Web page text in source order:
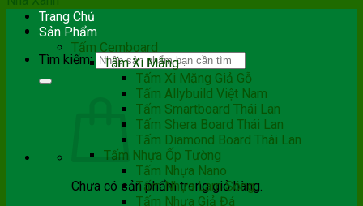
Tìm kiếm:
Chưa có sản phẩm trong giỏ hàng.
Trang Chủ
Sản Phẩm
Tấm Cemboard
Tấm Xi Măng
Tấm Xi Măng Giả Gỗ
Tấm Allybuild Việt Nam
Tấm Smartboard Thái Lan
Tấm Shera Board Thái Lan
Tấm Diamond Board Thái Lan
Tấm Nhựa Ốp Tường
Tấm Nhựa Nano
Tấm Nhựa Lam Sóng
Tấm Nhựa Giả Đá